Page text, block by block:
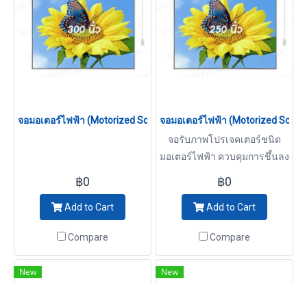
จอมอเตอร์ไฟฟ้า (Motorized Screen) 300 นิ้ว (4:3)
฿0
Add to Cart
Compare
จอมอเตอร์ไฟฟ้า (Motorized
จอรับภาพโปรเจคเตอร์ชนิด
มอเตอร์ไฟฟ้า ควบคุมการขึ้นลง
มอเตอร์ไฟฟ้า เนื้อผ้าเป็นชนิด
MATT WHITE สวิทซ์ควบคุม
FIBER ด้านหลังเคลือบสีดำ
สามารถติดตั้งกับผนังหรือ
เพดานได้ มอเตอร์ไฟฟ้าชนิดใน
฿0
Add to Cart
Compare
New New